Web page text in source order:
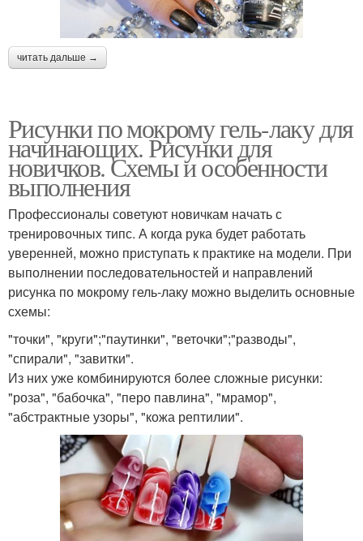
читать дальше →
Рисунки по мокрому гель-лаку для
начинающих. Рисунки для
новичков. Схемы и особенности
выполнения
Профессионалы советуют новичкам начать с
тренировочных типс. А когда рука будет работать
уверенней, можно приступать к практике на модели. При
выполнении последовательностей и направлений
рисунка по мокрому гель-лаку можно выделить основные
схемы:
"точки", "круги";"паутинки", "веточки";"разводы",
"спирали", "завитки".
Из них уже комбинируются более сложные рисунки:
"роза", "бабочка", "перо павлина", "мрамор",
"абстрактные узоры", "кожа рептилии".